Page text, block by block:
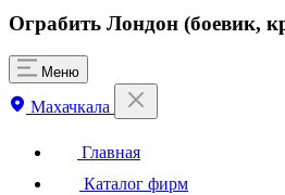
Ограбить Лондон (боевик,
Меню
Махачкала
Главная
Каталог фирм